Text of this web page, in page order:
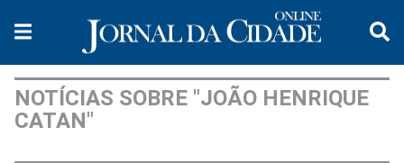
NOTÍCIAS SOBRE "JOÃO HENRIQUE
CATAN"